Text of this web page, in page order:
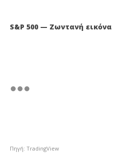
S&P 500 — Ζωντανή εικόνα
Πηγή: TradingView